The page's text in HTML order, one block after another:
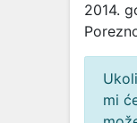
2014.
mi